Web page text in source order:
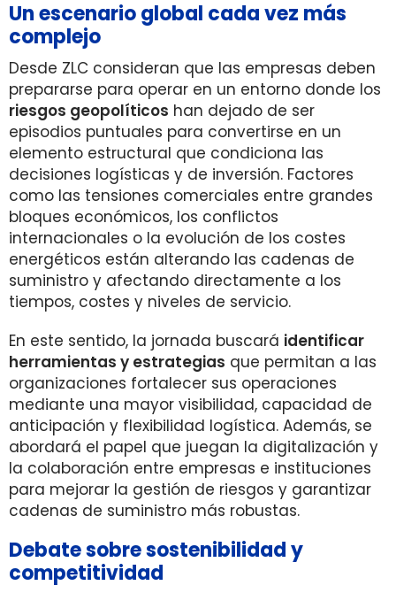
Un escenario global cada vez más
complejo
Desde ZLC consideran que las empresas deben
prepararse para operar en un entorno donde los
riesgos geopolíticos han dejado de ser
episodios puntuales para convertirse en un
elemento estructural que condiciona las
decisiones logísticas y de inversión. Factores
como las tensiones comerciales entre grandes
bloques económicos, los conflictos
internacionales o la evolución de los costes
energéticos están alterando las cadenas de
suministro y afectando directamente a los
tiempos, costes y niveles de servicio.
En este sentido, la jornada buscará identificar
herramientas y estrategias que permitan a las
organizaciones fortalecer sus operaciones
mediante una mayor visibilidad, capacidad de
anticipación y flexibilidad logística. Además, se
abordará el papel que juegan la digitalización y
la colaboración entre empresas e instituciones
para mejorar la gestión de riesgos y garantizar
cadenas de suministro más robustas.
Debate sobre sostenibilidad y
competitividad